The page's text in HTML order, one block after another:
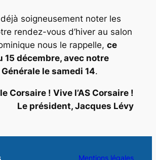
soigneusement noter les
rendez-vous d’hiver au salon
nous le rappelle, ce
15 décembre, avec notre
le samedi 14.
Corsaire ! Vive l’AS Corsaire !
Le président, Jacques Lévy
Mentions légales